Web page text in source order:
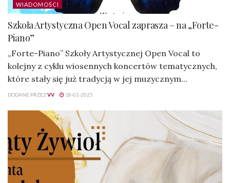
WIADOMOŚCI
Szkoła Artystyczna Open Vocal zaprasza – na „Forte-
Piano”
„Forte-Piano” Szkoły Artystycznej Open Vocal to
kolejny z cyklu wiosennych koncertów tematycznych,
które stały się już tradycją w jej muzycznym...
DODANE PRZEZVV 18-02-2025